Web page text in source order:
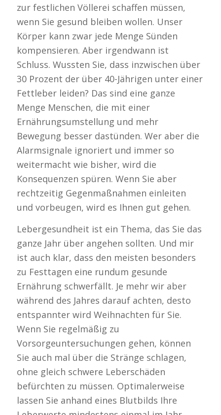
zur festlichen Völlerei schaffen müssen,
wenn Sie gesund bleiben wollen. Unser
Körper kann zwar jede Menge Sünden
kompensieren. Aber irgendwann ist
Schluss. Wussten Sie, dass inzwischen über
30 Prozent der über 40-Jährigen unter einer
Fettleber leiden? Das sind eine ganze
Menge Menschen, die mit einer
Ernährungsumstellung und mehr
Bewegung besser dastünden. Wer aber die
Alarmsignale ignoriert und immer so
weitermacht wie bisher, wird die
Konsequenzen spüren. Wenn Sie aber
rechtzeitig Gegenmaßnahmen einleiten
und vorbeugen, wird es Ihnen gut gehen.
Lebergesundheit ist ein Thema, das Sie das
ganze Jahr über angehen sollten. Und mir
ist auch klar, dass den meisten besonders
zu Festtagen eine rundum gesunde
Ernährung schwerfällt. Je mehr wir aber
während des Jahres darauf achten, desto
entspannter wird Weihnachten für Sie.
Wenn Sie regelmäßig zu
Vorsorgeuntersuchungen gehen, können
Sie auch mal über die Stränge schlagen,
ohne gleich schwere Leberschäden
befürchten zu müssen. Optimalerweise
lassen Sie anhand eines Blutbilds Ihre